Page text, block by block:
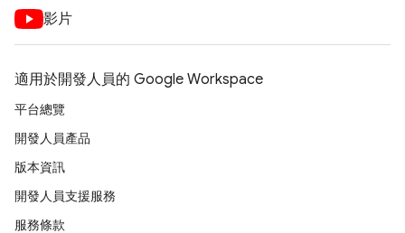
影片
適用於開發人員的 Google Workspace
平台總覽
開發人員產品
版本資訊
開發人員支援服務
服務條款